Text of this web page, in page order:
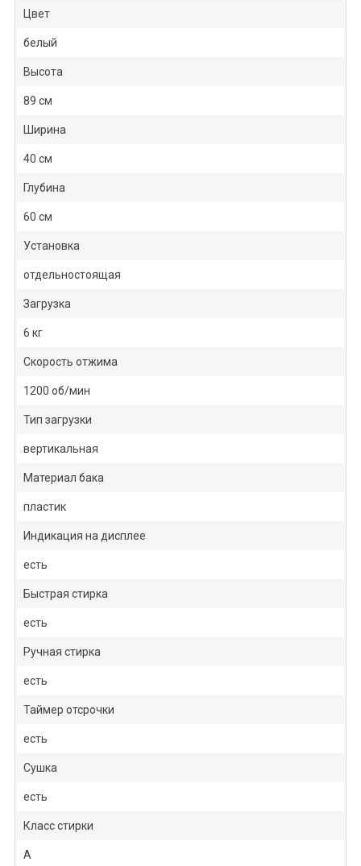
Цвет
белый
Высота
89 см
Ширина
40 см
Глубина
60 см
Установка
отдельностоящая
Загрузка
6 кг
Скорость отжима
1200 об/мин
Тип загрузки
вертикальная
Материал бака
пластик
Индикация на дисплее
есть
Быстрая стирка
есть
Ручная стирка
есть
Таймер отсрочки
есть
Сушка
есть
Класс стирки
A